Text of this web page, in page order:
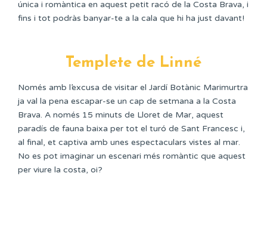
única i romàntica en aquest petit racó de la Costa Brava, i
fins i tot podràs banyar-te a la cala que hi ha just davant!
Templete de Linné
Només amb l’excusa de visitar el Jardí Botànic Marimurtra
ja val la pena escapar-se un cap de setmana a la Costa
Brava. A només 15 minuts de Lloret de Mar, aquest
paradís de fauna baixa per tot el turó de Sant Francesc i,
al final, et captiva amb unes espectaculars vistes al mar.
No es pot imaginar un escenari més romàntic que aquest
per viure la costa, oi?